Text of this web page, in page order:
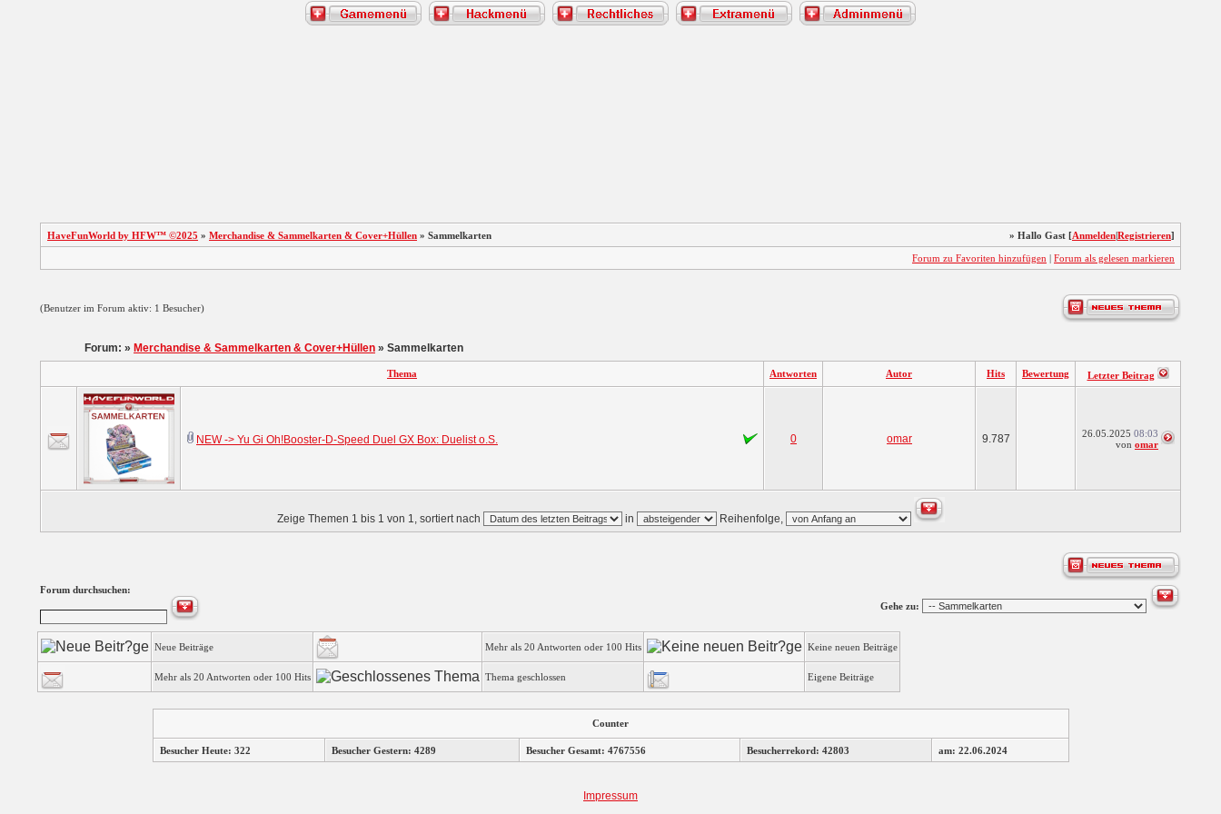
HaveFunWorld by HFW™ ©2025 » Merchandise & Sammelkarten & Cover+Hüllen » Sammelkarten » Hallo Gast [Anmelden|Registrieren]
Forum zu Favoriten hinzufügen | Forum als gelesen markieren
(Benutzer im Forum aktiv: 1 Besucher)
Forum: » Merchandise & Sammelkarten & Cover+Hüllen » Sammelkarten
Thema Antworten Autor Hits Bewertung Letzter Beitrag
NEW -> Yu Gi Oh!Booster-D-Speed Duel GX Box: Duelist o.S. 0 omar 9.787 26.05.2025 08:03
von omar
Zeige Themen 1 bis 1 von 1, sortiert nach in Reihenfolge,
Forum durchsuchen:
Gehe zu:
Neue Beiträge Mehr als 20 Antworten oder 100 Hits Keine neuen Beiträge
Mehr als 20 Antworten oder 100 Hits Thema geschlossen Eigene Beiträge
Counter
Besucher Heute: 322 Besucher Gestern: 4289 Besucher Gesamt: 4767556 Besucherrekord: 42803 am: 22.06.2024
Impressum